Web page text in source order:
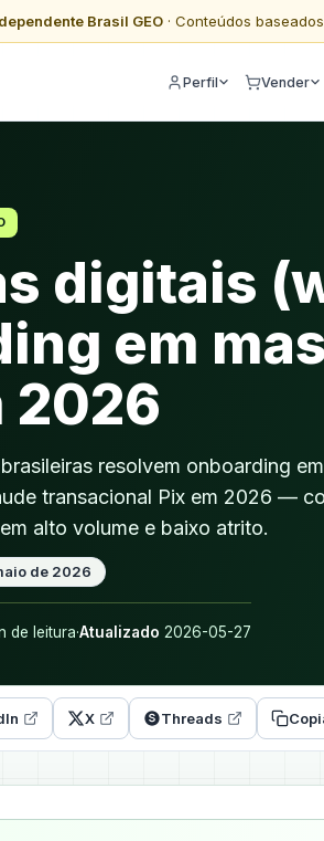
Brasil GEO· Conteúdos
Perfil Vender
digitais
em
2026
resolvem onboarding
transacional Pix em 2026 —
alto volume e baixo atrito.
de 2026
de leitura·Atualizado 2026-05-27
X Threads